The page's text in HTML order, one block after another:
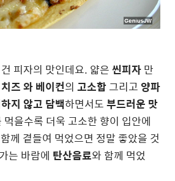
피자의 맛인데요. 얇은씬피자만
치즈 와 베이컨의 고소함그리고양파
지 않고 담백하면서도부드러운 맛
을수록 더욱 고소한 향이 입안에
께 곁들여 먹었으면 정말 좋았을 것
는 바람에 탄산음료와 함께 먹었